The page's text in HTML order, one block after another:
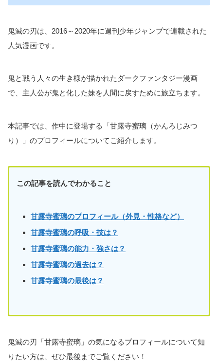
鬼滅の刃は、2016～2020年に週刊少年ジャンプで連載された
人気漫画です。
鬼と戦う人々の生き様が描かれたダークファンタジー漫画
で、主人公が鬼と化した妹を人間に戻すために旅立ちます。
本記事では、作中に登場する「甘露寺蜜璃（かんろじみつ
り）」のプロフィールについてご紹介します。
この記事を読んでわかること
甘露寺蜜璃のプロフィール（外見・性格など）
甘露寺蜜璃の呼吸・技は？
甘露寺蜜璃の能力・強さは？
甘露寺蜜璃の過去は？
甘露寺蜜璃の最後は？
鬼滅の刃「甘露寺蜜璃」の気になるプロフィールについて知
りたい方は、ぜひ最後までご覧ください！